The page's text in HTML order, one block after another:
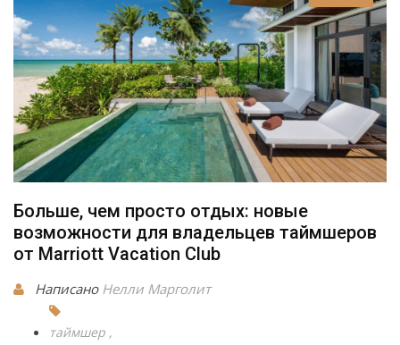
Больше, чем просто отдых: новые
возможности для владельцев таймшеров
от Marriott Vacation Club
Написано Нелли Марголит
таймшер